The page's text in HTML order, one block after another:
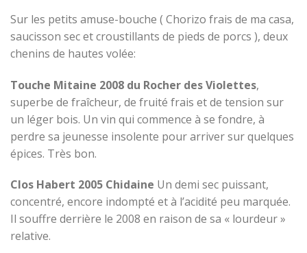
Sur les petits amuse-bouche ( Chorizo frais de ma casa,
saucisson sec et croustillants de pieds de porcs ), deux
chenins de hautes volée:
Touche Mitaine 2008 du Rocher des Violettes,
superbe de fraîcheur, de fruité frais et de tension sur
un léger bois. Un vin qui commence à se fondre, à
perdre sa jeunesse insolente pour arriver sur quelques
épices. Très bon.
Clos Habert 2005 Chidaine Un demi sec puissant,
concentré, encore indompté et à l’acidité peu marquée.
Il souffre derrière le 2008 en raison de sa « lourdeur »
relative.